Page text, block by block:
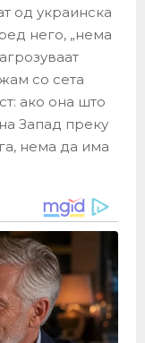
од украинска
него, „нема
со сета
ако она што
Запад преку
нема да има